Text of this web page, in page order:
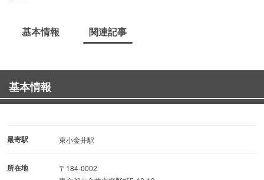
基本情報 関連記事
基本情報
最寄駅 東小金井駅
所在地
〒184-0002